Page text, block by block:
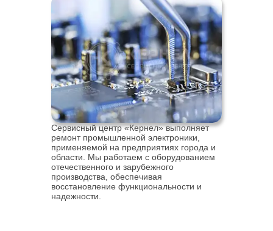
Сервисный центр «Кернел» выполняет
ремонт промышленной электроники,
применяемой на предприятиях города и
области. Мы работаем с оборудованием
отечественного и зарубежного
производства, обеспечивая
восстановление функциональности и
надежности.